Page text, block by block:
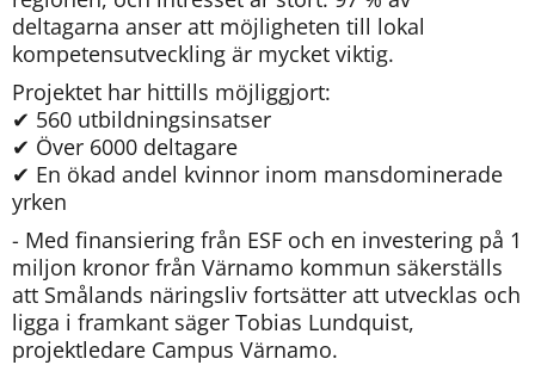
deltagarna anser att möjligheten till lokal
kompetensutveckling är mycket viktig.
Projektet har hittills möjliggjort:
✔ 560 utbildningsinsatser
✔ Över 6000 deltagare
✔ En ökad andel kvinnor inom mansdominerade
yrken
- Med finansiering från ESF och en investering på 1
miljon kronor från Värnamo kommun säkerställs
att Smålands näringsliv fortsätter att utvecklas och
ligga i framkant säger Tobias Lundquist,
projektledare Campus Värnamo.